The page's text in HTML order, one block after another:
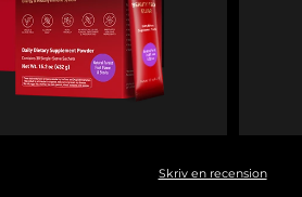
Skriv en recension